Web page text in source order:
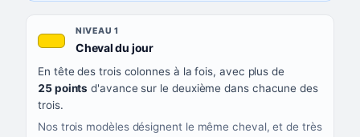
QUAND LA LIGNE PREND CETTE COULEUR
CE QUE CELA VOUS DIT
NIVEAU 1
Cheval du jour, couleur jaune or
En tête des trois colonnes à la fois, avec plus de
25 points d'avance sur le deuxième dans chacune des
trois.
Nos trois modèles désignent le même cheval, et de très